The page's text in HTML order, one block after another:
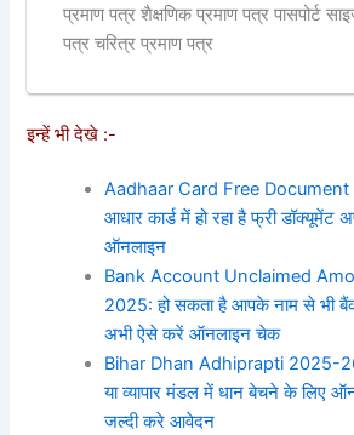
प्रमाण पत्र शैक्षणिक प्रमाण पत्र पासपोर्ट
पत्र चरित्र प्रमाण पत्र
इन्हें भी देखे :-
Aadhaar Card Free
आधार कार्ड में हो रहा है फ्री डॉक्यूमेंट
ऑनलाइन
Bank Account Unclaimed
2025: हो सकता है आपके नाम से भी
अभी ऐसे करें ऑनलाइन चेक
Bihar Dhan Adhiprapti 2025-
या व्यापार मंडल में धान बेचने के लिए
जल्दी करे आवेदन